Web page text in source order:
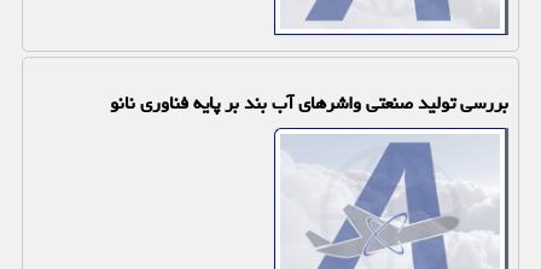
بررسی تولید صنعتی واشرهای آب بند بر پایه فناوری نانو